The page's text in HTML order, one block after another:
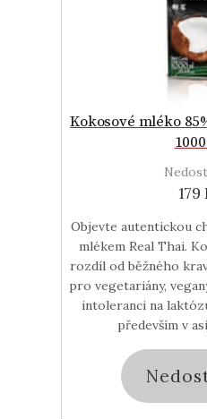
Kokosové mléko
179
Objevte autentickou
mlékem Real Thai.
rozdíl od běžného
pro vegetariány,
intoleranci na
především v